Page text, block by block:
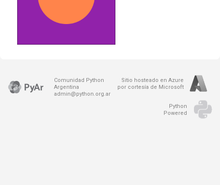
Comunidad Python
Argentina
admin@python.org.ar
Sitio hosteado en Azure
por cortesía de Microsoft
Python
Powered